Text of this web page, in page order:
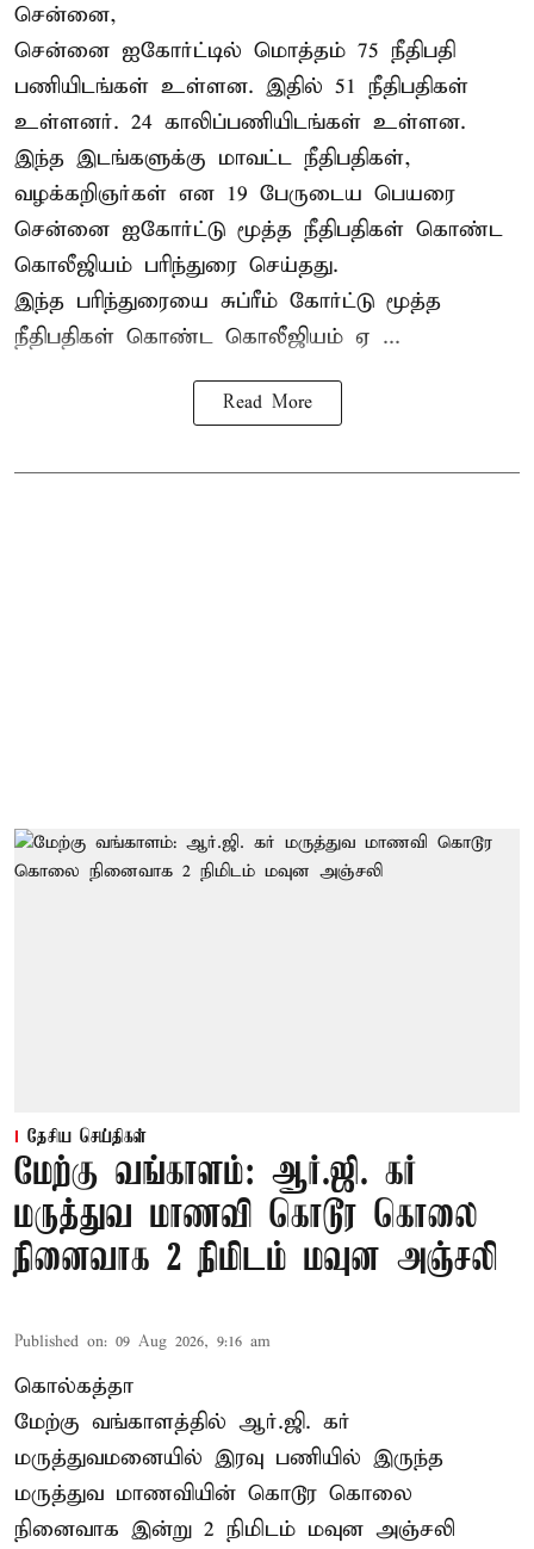
சென்னை,
சென்னை ஐகோர்ட்டில் மொத்தம் 75 நீதிபதி
பணியிடங்கள் உள்ளன. இதில் 51 நீதிபதிகள்
உள்ளனர். 24 காலிப்பணியிடங்கள் உள்ளன.
இந்த இடங்களுக்கு மாவட்ட நீதிபதிகள்,
வழக்கறிஞர்கள் என 19 பேருடைய பெயரை
சென்னை ஐகோர்ட்டு மூத்த நீதிபதிகள் கொண்ட
கொலீஜியம் பரிந்துரை செய்தது.
இந்த பரிந்துரையை சுப்ரீம் கோர்ட்டு மூத்த
நீதிபதிகள் கொண்ட கொலீஜியம் ஏ ...
Read More
தேசிய செய்திகள்
மேற்கு வங்காளம்: ஆர்.ஜி. கர்
மருத்துவ மாணவி கொடூர கொலை
நினைவாக 2 நிமிடம் மவுன அஞ்சலி
Published on: 09 Aug 2026, 9:16 am
கொல்கத்தா
மேற்கு வங்காளத்தில் ஆர்.ஜி. கர்
மருத்துவமனையில் இரவு பணியில் இருந்த
மருத்துவ மாணவியின் கொடூர கொலை
நினைவாக இன்று 2 நிமிடம் மவுன அஞ்சலி